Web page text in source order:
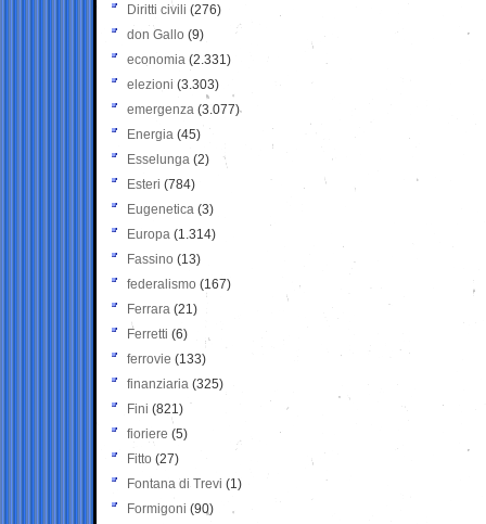
Diritti civili (276)
don Gallo (9)
economia (2.331)
elezioni (3.303)
emergenza (3.077)
Energia (45)
Esselunga (2)
Esteri (784)
Eugenetica (3)
Europa (1.314)
Fassino (13)
federalismo (167)
Ferrara (21)
Ferretti (6)
ferrovie (133)
finanziaria (325)
Fini (821)
fioriere (5)
Fitto (27)
Fontana di Trevi (1)
Formigoni (90)